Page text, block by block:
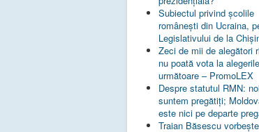
Subiectul privind şcolile
româneşti din Ucraina,
Legislativului de la
Zeci de mii de alegători
nu poată vota la alegerile
următoare – PromoLEX
Despre statutul RMN:
suntem pregătiți;
este nici pe departe
Traian Băsescu